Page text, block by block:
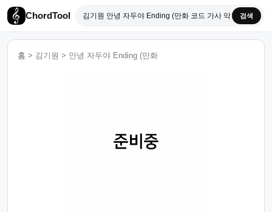
ChordTool 검색
홈 > 김기원 > 안녕 자두야 Ending (만화